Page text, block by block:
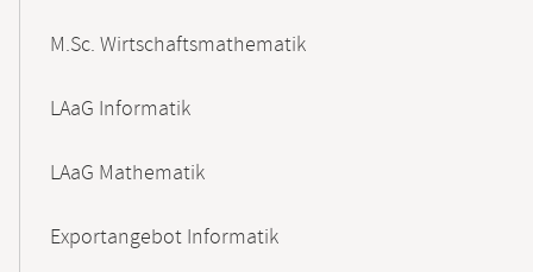
M.Sc. Wirtschaftsmathematik
LAaG Informatik
LAaG Mathematik
Exportangebot Informatik